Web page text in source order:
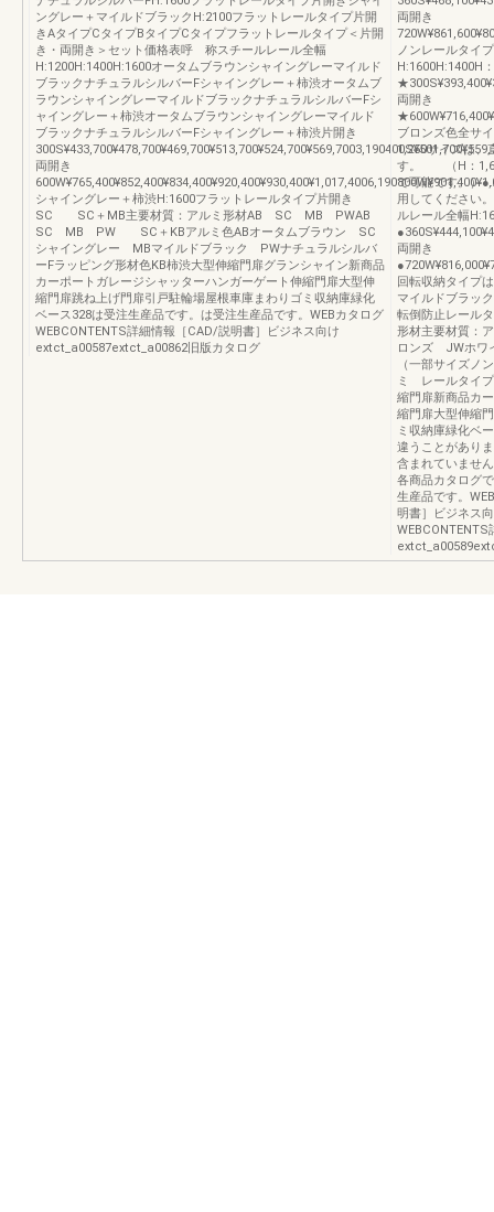
ングレー＋マイルドブラックH:2100フラットレールタイプ片開
きAタイプCタイプBタイプCタイプフラットレールタイプ＜片開
き・両開き＞セット価格表呼 称スチールレール全幅
H:1200H:1400H:1600オータムブラウンシャイングレーマイルド
ブラックナチュラルシルバーFシャイングレー＋柿渋オータムブ
ラウンシャイングレーマイルドブラックナチュラルシルバーFシ
ャイングレー＋柿渋オータムブラウンシャイングレーマイルド
ブラックナチュラルシルバーFシャイングレー＋柿渋片開き
両開き
シャイングレー＋柿渋H:1600フラットレールタイプ片開き
SC SC＋MB主要材質：アルミ形材AB SC MB PWAB
SC MB PW SC＋KBアルミ色ABオータムブラウン SC
シャイングレー MBマイルドブラック PWナチュラルシルバ
ーFラッピング形材色KB柿渋大型伸縮門扉グランシャイン新商品
カーポートガレージシャッターハンガーゲート伸縮門扉大型伸
縮門扉跳ね上げ門扉引戸駐輪場屋根車庫まわりゴミ収納庫緑化
ベース328は受注生産品です。は受注生産品です。WEBカタログ
WEBCONTENTS詳細情報［CAD/説明書］ビジネス向け
extct_a00587extct_a00862旧版カタログ
両開き
ノンレールタイ
H:1600H:1400H
両開き
ブロンズ色全サ
1,250サイズは、
す。 （H：
で可能です。）
用してください
ルレール全幅
両開き
回転収納タイプ
マイルドブラッ
転倒防止レール
形材主要材質：
ロンズ JWホワ
（一部サイズノ
ミ レールタイ
縮門扉新商品カ
縮門扉大型伸縮
ミ収納庫緑化ベ
違うことがあり
含まれていませ
各商品カタログ
生産品です。
明書］ビジネス